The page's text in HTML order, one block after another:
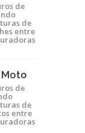
de
de
entre
de
de
entre